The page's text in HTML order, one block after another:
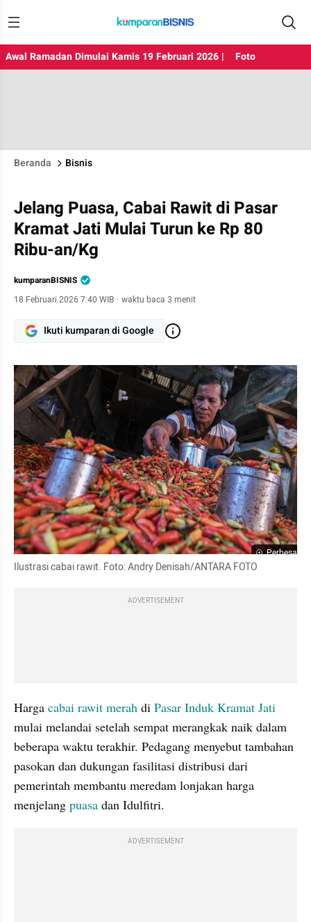
Awal Ramadan Dimulai Kamis 19 Februari 2026 | Foto
Beranda Bisnis
Jelang Puasa, Cabai Rawit di Pasar
Kramat Jati Mulai Turun ke Rp 80
Ribu-an/Kg
kumparanBISNIS
18 Februari 2026 7:40 WIB · waktu baca 3 menit
Ikuti kumparan di Google
Perbesar
Ilustrasi cabai rawit. Foto: Andry Denisah/ANTARA FOTO
ADVERTISEMENT
Harga cabai rawit merah di
mulai melandai setelah sempat merangkak naik dalam
beberapa waktu terakhir. Pedagang menyebut tambahan
pasokan dan dukungan fasilitasi distribusi dari
pemerintah membantu meredam lonjakan harga
menjelang puasa dan Idulfitri.
ADVERTISEMENT